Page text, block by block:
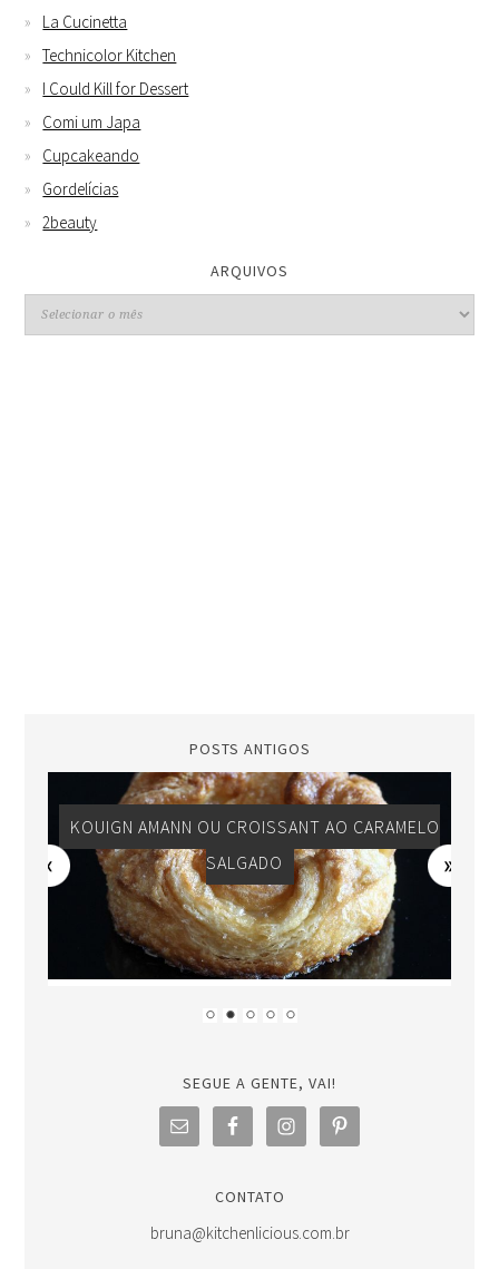
La Cucinetta
Technicolor Kitchen
I Could Kill for Dessert
Comi um Japa
Cupcakeando
Gordelícias
2beauty
ARQUIVOS
POSTS ANTIGOS
KOUIGN AMANN OU CROISSANT AO CARAMELO
SALGADO
SEGUE A GENTE, VAI!
CONTATO
bruna@kitchenlicious.com.br